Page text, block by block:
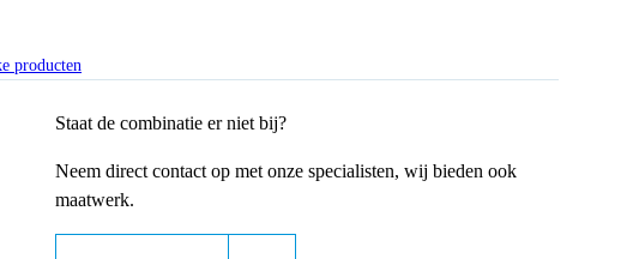
producten
Staat de combinatie er niet bij?
Neem direct contact op met onze specialisten, wij bieden ook
maatwerk.